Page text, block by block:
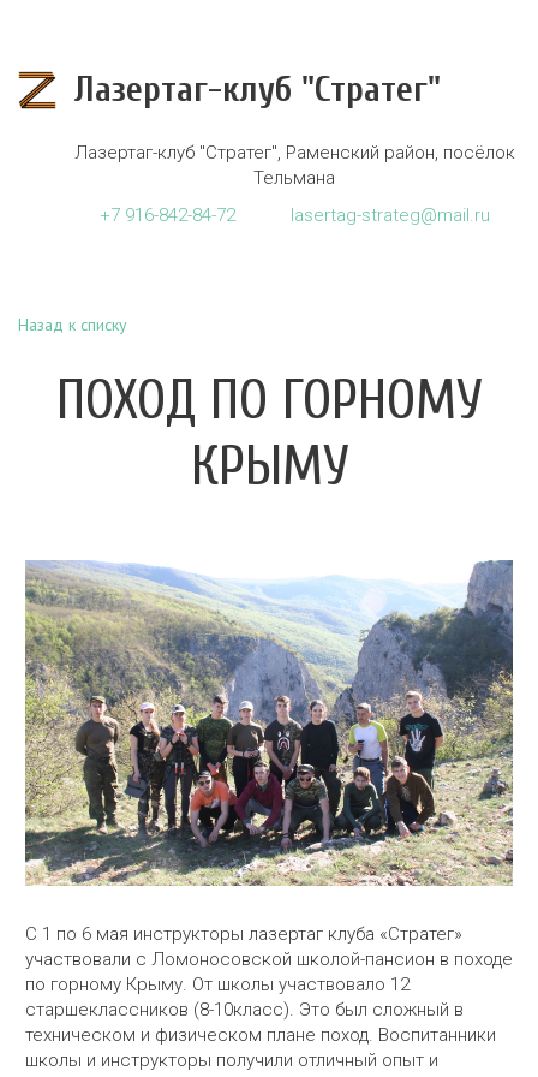
Лазертаг-клуб "Стратег"
Лазертаг-клуб "Стратег", Раменский район, посёлок
Тельмана
+7916-842-84-72 lasertag-strateg@mail.ru
Назад к списку
ПОХОД ПО ГОРНОМУ
КРЫМУ
С 1 по 6 мая инструкторы лазертаг клуба «Стратег»
участвовали с Ломоносовской школой-пансион в походе
по горному Крыму. От школы участвовало 12
старшеклассников (8-10класс). Это был сложный в
техническом и физическом плане поход. Воспитанники
школы и инструкторы получили отличный опыт и